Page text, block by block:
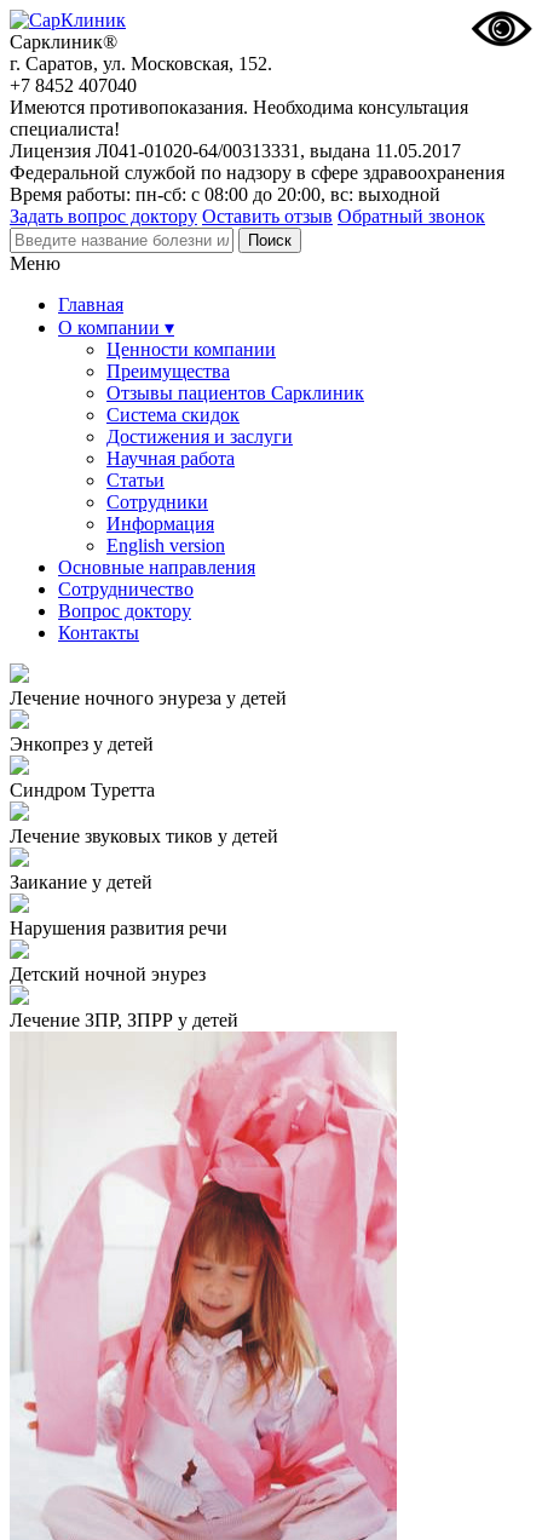
Сарклиник®
г. Саратов, ул. Московская, 152.
+7 8452 407040
Имеются противопоказания. Необходима консультация
специалиста!
Лицензия Л041-01020-64/00313331, выдана 11.05.2017
Федеральной службой по надзору в сфере здравоохранения
Время работы: пн-сб: с 08:00 до 20:00, вс: выходной
Задать вопрос доктору Оставить отзыв Обратный звонок
Меню
Главная
О компании ▾
Ценности компании
Преимущества
Отзывы пациентов Сарклиник
Система скидок
Достижения и заслуги
Научная работа
Статьи
Сотрудники
Информация
English version
Основные направления
Сотрудничество
Вопрос доктору
Контакты
Лечение ночного энуреза у детей
Энкопрез у детей
Синдром Туретта
Лечение звуковых тиков у детей
Заикание у детей
Нарушения развития речи
Детский ночной энурез
Лечение ЗПР, ЗПРР у детей